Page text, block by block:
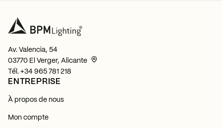
Av. Valencia, 54
03770 El Verger, Alicante
Tél. +34 965 781 218
ENTREPRISE
À propos de nous
Mon compte